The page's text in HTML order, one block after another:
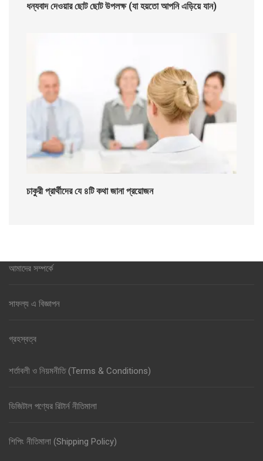
ধন্যবাদ দেওয়ার ছোট ছোট উপলক্ষ (যা হয়তো আপনি এড়িয়ে যান)
চাকুরী প্রার্থীদের যে ৪টি কথা জানা প্রয়োজন
আমাদের সম্পর্কে
সাফল্য এ বিজ্ঞাপন
গ্রহস্বত্ব
শর্তাবলী ও নিয়মনীতি (Terms & Conditions)
ডিজিটাল পণ্যের রিটার্ন নীতিমালা
শিপিং নীতিমালা (Shipping Policy)